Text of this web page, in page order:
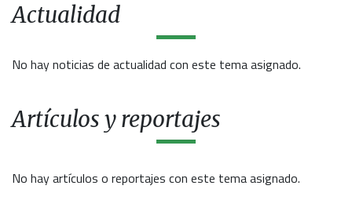
Actualidad
No hay noticias de actualidad con este tema asignado.
Artículos y reportajes
No hay artículos o reportajes con este tema asignado.